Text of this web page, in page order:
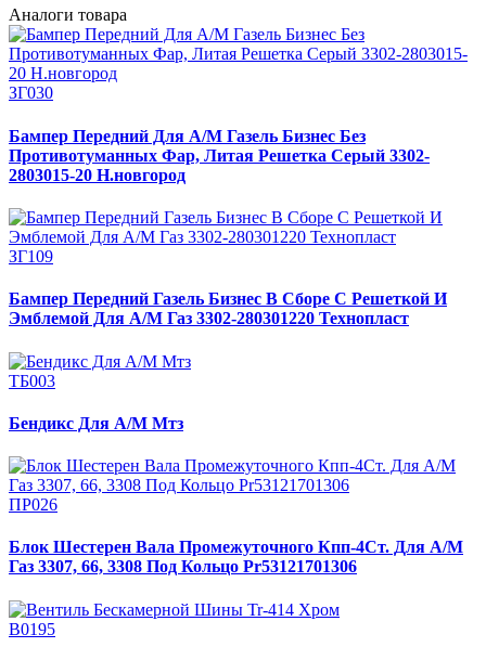
Аналоги товара
ЗГ030
Бампер Передний Для А/М Газель Бизнес Без
Противотуманных Фар, Литая Решетка Серый 3302-
2803015-20 Н.новгород
ЗГ109
Бампер Передний Газель Бизнес В Сборе С Решеткой И
Эмблемой Для А/М Газ 3302-280301220 Технопласт
ТБ003
Бендикс Для А/М Мтз
ПР026
Блок Шестерен Вала Промежуточного Кпп-4Ст. Для А/М
Газ 3307, 66, 3308 Под Кольцо Pr53121701306
В0195